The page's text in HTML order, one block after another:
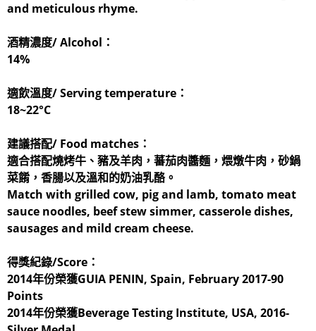
and meticulous rhyme.
酒精濃度/ Alcohol：
14%
適飲溫度/ Serving temperature：
18~22°C
建議搭配/ Food matches：
適合搭配燒烤牛、豬及羊肉，蕃茄肉醬麵，煨燉牛肉，砂鍋
菜餚，香腸以及溫和的奶油乳酪。
Match with grilled cow, pig and lamb, tomato meat
sauce noodles, beef stew simmer, casserole dishes,
sausages and mild cream cheese.
得獎紀錄/Score：
2014年份榮獲GUIA PENIN, Spain, February 2017-90
Points
2014年份榮獲Beverage Testing Institute, USA, 2016-